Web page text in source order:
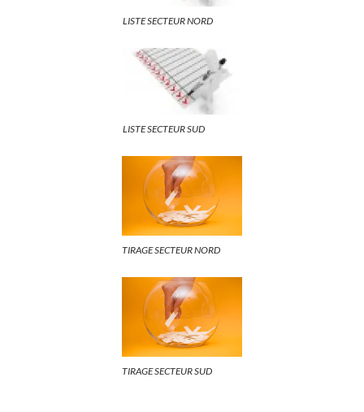
LISTE SECTEUR NORD
LISTE SECTEUR SUD
TIRAGE SECTEUR NORD
TIRAGE SECTEUR SUD